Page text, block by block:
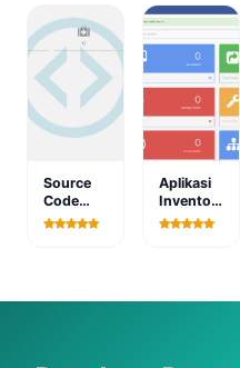
Kost
Berbasis
Web
Source
Code
Aplikasi
Web
Aplikasi
Inventori
Barang